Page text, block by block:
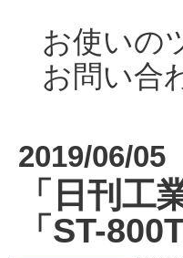
お使いの
お問い合
2019/06/05
「日刊工
「ST-